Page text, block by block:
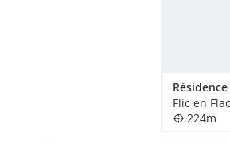
Flic en
224m